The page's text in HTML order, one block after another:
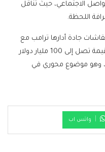
الاجتماعي، حيث تناقل
اللحظة.
جادة أدارها ترامب مع
قادة شركات النفط بشأن استثمارات بقيمة تصل إلى 100 مليار دولار
، وهو موضوع محوري في
واتس اب